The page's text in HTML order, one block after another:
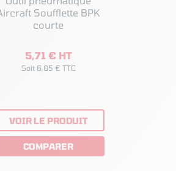
Soufflette BPK
courte
5,71 € HT
Soit 6,85 € TTC
VOIR LE PRODUIT
COMPARER